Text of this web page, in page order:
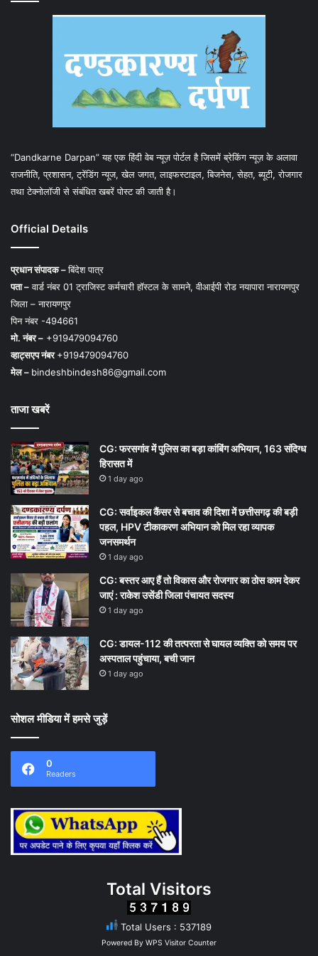
“Dandkarne Darpan” यह एक हिंदी वेब न्यूज़ पोर्टल है जिसमें ब्रेकिंग न्यूज़ के अलावा
राजनीति, प्रशासन, ट्रेंडिंग न्यूज, खेल जगत, लाइफस्टाइल, बिजनेस, सेहत, ब्यूटी, रोजगार
तथा टेक्नोलॉजी से संबंधित खबरें पोस्ट की जाती है।
Official Details
प्रधान संपादक –बिंदेश पात्र
पता –वार्ड नंबर 01 ट्राजिस्ट कर्मचारी हॉस्टल के सामने, वीआईपी रोड नयापारा नारायणपुर
जिला – नारायणपुर
पिन नंबर -494661
मो. नंबर – +919479094760
व्हाट्सएप नंबर+919479094760
मेल – bindeshbindesh86@gmail.com
ताजा खबरें
CG: फरसगांव में पुलिस का बड़ा कांबिंग अभियान, 163 संदिग्ध
हिरासत में
1 day ago
CG: सर्वाइकल कैंसर से बचाव की दिशा में छत्तीसगढ़ की बड़ी
पहल, HPV टीकाकरण अभियान को मिल रहा व्यापक
जनसमर्थन
1 day ago
CG: बस्तर आए हैं तो विकास और रोजगार का ठोस काम देकर
जाएं : राकेश उसेंडी जिला पंचायत सदस्य
1 day ago
CG: डायल-112 की तत्परता से घायल व्यक्ति को समय पर
अस्पताल पहुंचाया, बची जान
1 day ago
सोशल मीडिया में हमसे जुड़ें
0
Readers
Total Visitors
Total Users : 537189
Powered By WPS Visitor Counter